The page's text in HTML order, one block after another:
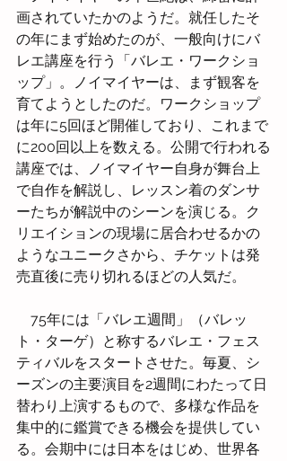
画されていたかのようだ。就任したそ
の年にまず始めたのが、一般向けにバ
レエ講座を行う「バレエ・ワークショ
ップ」。ノイマイヤーは、まず観客を
育てようとしたのだ。ワークショップ
は年に5回ほど開催しており、これまで
に200回以上を数える。公開で行われる
講座では、ノイマイヤー自身が舞台上
で自作を解説し、レッスン着のダンサ
ーたちが解説中のシーンを演じる。ク
リエイションの現場に居合わせるかの
ようなユニークさから、チケットは発
売直後に売り切れるほどの人気だ。
75年には「バレエ週間」（バレッ
ト・ターゲ）と称するバレエ・フェス
ティバルをスタートさせた。毎夏、シ
ーズンの主要演目を2週間にわたって日
替わり上演するもので、多様な作品を
集中的に鑑賞できる機会を提供してい
る。会期中には日本をはじめ、世界各